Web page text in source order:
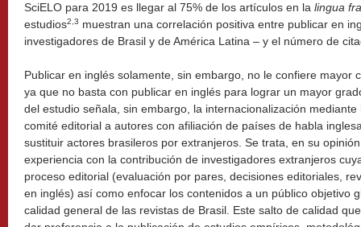
SciELO para 2019 es llegar al 75% de los artículos en la lingua
estudios2,3 muestran una correlación positiva entre publicar en
investigadores de Brasil y de América Latina – y el número de
Publicar en inglés solamente, sin embargo, no le confiere mayor
ya que no basta con publicar en inglés para lograr un mayor
del estudio señala, sin embargo, la internacionalización
comité editorial a autores con afiliación de países de habla
sustituir actores brasileros por extranjeros. Se trata, en su
experiencia con la contribución de investigadores extranjeros
proceso editorial (evaluación por pares, decisiones editoriales,
en inglés) así como enfocar los contenidos a un público objetivo
calidad general de las revistas de Brasil. Este salto de calidad